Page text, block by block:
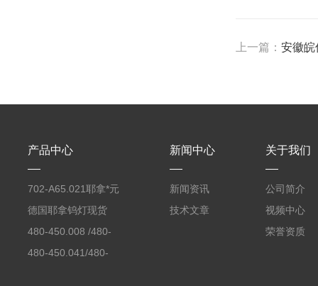
上一篇：安徽
产品中心
702-A65.021耶拿*元
素分析仪反应罐
德国耶拿钨灯现货
480-450.008 /480-
450.008C耶拿镉Cd空
480-450.041/480-
新闻中心
新闻资讯
技术文章
关于我们
公司简介
视频中心
荣誉资质